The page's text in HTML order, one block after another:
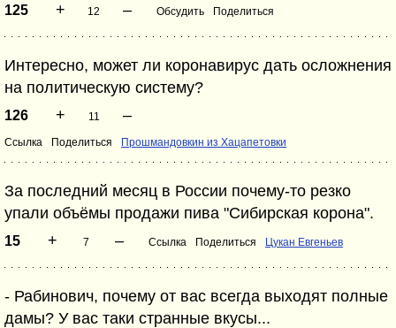
125 + 12 – Обсудить Поделиться
Интересно, может ли коронавирус дать осложнения
на политическую систему?
126 + 11 –
Ссылка Поделиться Прошмандовкин из Хацапетовки
За последний месяц в России почему-то резко
упали объёмы продажи пива "Сибирская корона".
15 + 7 – Ссылка Поделиться Цукан Евгеньев
- Рабинович, почему от вас всегда выходят полные
дамы? У вас таки странные вкусы...